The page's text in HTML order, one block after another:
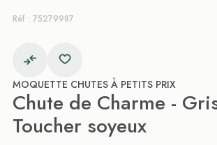
Réf : 75279987
MOQUETTE CHUTES À PETITS PRIX
Chute de Charme -
Toucher soyeux